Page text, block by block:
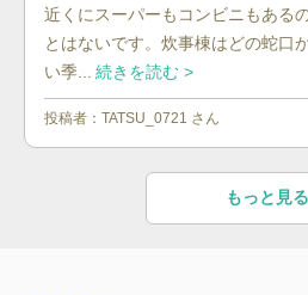
近くにスーパーもコンビニもある
とはないです。炊事棟はどの蛇口
い季...
続きを読む >
投稿者： TATSU_0721 さん
もっと見る